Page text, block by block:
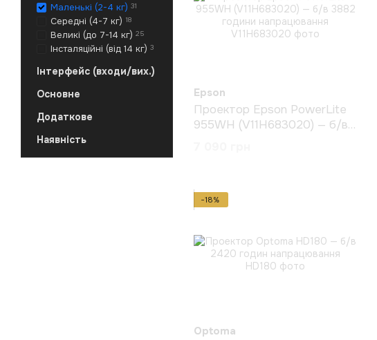
Epson
Проектор Epson PowerLite
955WH (V11H683020) — б/в
−18%
Optoma
Маленькі (2-4 кг) 31
Середні (4-7 кг) 18
Великі (до 7-14 кг) 25
Інсталяційні (від 14 кг) 3
Інтерфейс (входи/вих.)
Основне
Додаткове
Наявність